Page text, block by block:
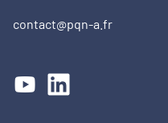
contact@pqn-a.fr